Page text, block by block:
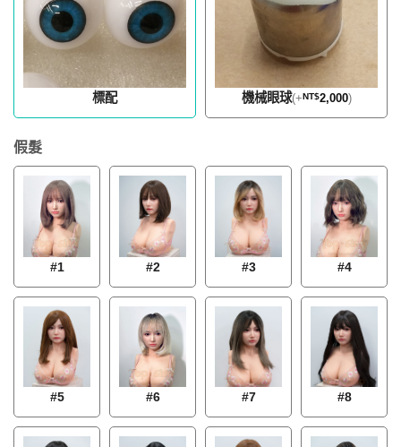
標配 機械眼球(+NT$2,000)
假髮
#1 #2 #3 #4
#5 #6 #7 #8